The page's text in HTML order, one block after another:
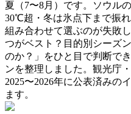
夏（7〜8月）です。ソウル
30℃超・冬は氷点下まで振
組み合わせて選ぶのが失敗
つがベスト？目的別シーズ
のか？」をひと目で判断で
ンを整理しました。観光庁
2025〜2026年に公表済みの
ます。